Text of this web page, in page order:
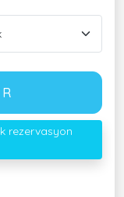
rezervasyon